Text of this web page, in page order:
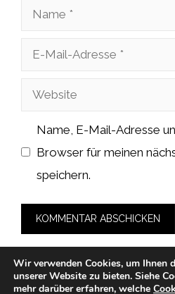
Name
Adresse
Website
Name, E-Mail-Adresse
Browser für meinen
speichern.
Wir verwenden Cookies, um Ihnen
unserer Website zu bieten. Siehe
mehr darüber erfahren, welche